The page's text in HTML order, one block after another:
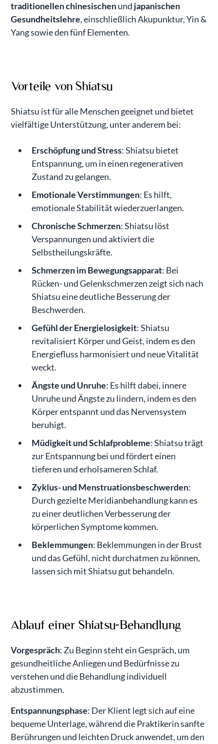
traditionellen chinesischenund japanischen
Gesundheitslehre, einschließlich Akupunktur, Yin &
Yang sowie den fünf Elementen.
Vorteile von Shiatsu
Shiatsu ist für alle Menschen geeignet und bietet
vielfältige Unterstützung, unter anderem bei:
Erschöpfung und Stress: Shiatsu bietet
Entspannung, um in einen regenerativen
Zustand zu gelangen.
Emotionale Verstimmungen: Es hilft,
emotionale Stabilität wiederzuerlangen.
Chronische Schmerzen: Shiatsu löst
Verspannungen und aktiviert die
Selbstheilungskräfte.
Schmerzen im Bewegungsapparat: Bei
Rücken- und Gelenkschmerzen zeigt sich nach
Shiatsu eine deutliche Besserung der
Beschwerden.
Gefühl der Energielosigkeit: Shiatsu
revitalisiert Körper und Geist, indem es den
Energiefluss harmonisiert und neue Vitalität
weckt.
Ängste und Unruhe: Es hilft dabei, innere
Unruhe und Ängste zu lindern, indem es den
Körper entspannt und das Nervensystem
beruhigt.
Müdigkeit und Schlafprobleme: Shiatsu trägt
zur Entspannung bei und fördert einen
tieferen und erholsameren Schlaf.
Zyklus- und Menstruationsbeschwerden:
Durch gezielte Meridianbehandlung kann es
zu einer deutlichen Verbesserung der
körperlichen Symptome kommen.
Beklemmungen: Beklemmungen in der Brust
und das Gefühl, nicht durchatmen zu können,
lassen sich mit Shiatsu gut behandeln.
Ablauf einer Shiatsu-Behandlung
Vorgespräch: Zu Beginn steht ein Gespräch, um
gesundheitliche Anliegen und Bedürfnisse zu
verstehen und die Behandlung individuell
abzustimmen.
Entspannungsphase: Der Klient legt sich auf eine
bequeme Unterlage, während die Praktikerin sanfte
Berührungen und leichten Druck anwendet, um den